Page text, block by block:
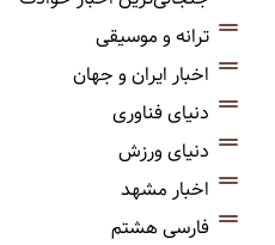
ترانه و موسیقی
اخبار ایران و جهان
دنیای فناوری
دنیای ورزش
اخبار مشهد
فارسی هشتم